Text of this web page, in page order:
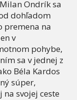
Ondrík sa
dohľadom
premena na
v
pohybe,
sa v jednej z
Béla Kardos
súper,
svojej ceste